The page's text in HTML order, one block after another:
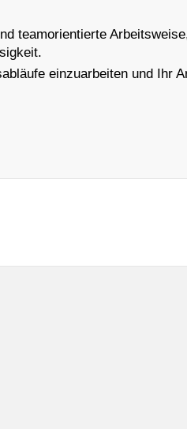
teamorientierte
einzuarbeiten und Ihr